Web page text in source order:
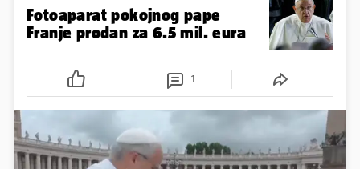
Fotoaparat pokojnog pape
Franje prodan za 6.5 mil. eura
1